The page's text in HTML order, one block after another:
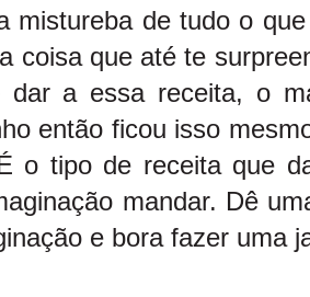
mistureba de tudo o
coisa que até te
dar a essa receita, o
então ficou isso
o tipo de receita que
mandar. Dê
e bora fazer uma